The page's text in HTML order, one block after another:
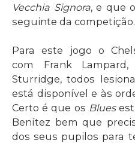
Vecchia Signora, e que
seguinte da competição.
Para este jogo o
com Frank
Sturridge, todos
está disponível e às
Certo é que os Blues
Benítez bem que
dos seus pupilos para